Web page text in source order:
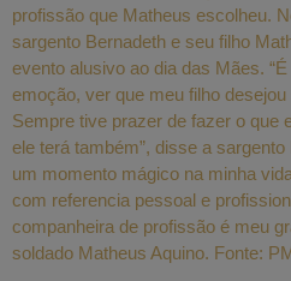
profissão que Matheus escolheu.
sargento Bernadeth e seu filho
evento alusivo ao dia das Mães.
emoção, ver que meu filho
Sempre tive prazer de fazer o que
ele terá também”, disse a
um momento mágico na minha
com referencia pessoal e
companheira de profissão é meu
soldado Matheus Aquino. Fonte: